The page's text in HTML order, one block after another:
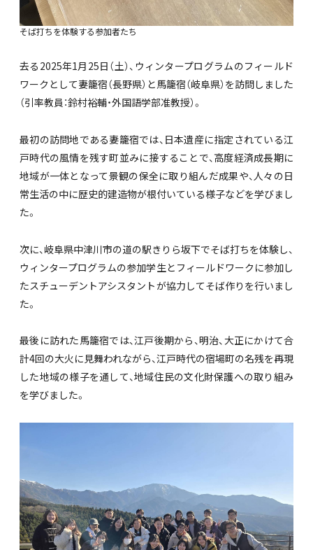
そば打ちを体験する参加者たち
去る2025年1月25日（土）、ウィンタープログラムのフィールド
ワークとして妻籠宿（長野県）と馬籠宿（岐阜県）を訪問しました
（引率教員：鈴村裕輔・外国語学部准教授）。
最初の訪問地である妻籠宿では、日本遺産に指定されている江
戸時代の風情を残す町並みに接することで、高度経済成長期に
地域が一体となって景観の保全に取り組んだ成果や、人々の日
常生活の中に歴史的建造物が根付いている様子などを学びまし
た。
次に、岐阜県中津川市の道の駅きりら坂下でそば打ちを体験し、
ウィンタープログラムの参加学生とフィールドワークに参加し
たスチューデントアシスタントが協力してそば作りを行いまし
た。
最後に訪れた馬籠宿では、江戸後期から、明治、大正にかけて合
計4回の大火に見舞われながら、江戸時代の宿場町の名残を再現
した地域の様子を通して、地域住民の文化財保護への取り組み
を学びました。